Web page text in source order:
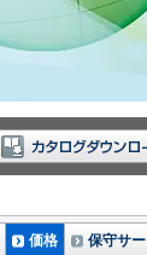
価格 保守サ